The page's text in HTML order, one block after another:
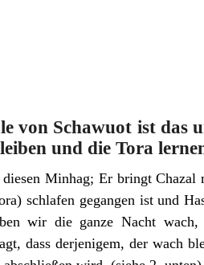
von Schawuot ist das
und die Tora
Minhag; Er bringt Chazal
schlafen gegangen ist und
wir die ganze Nacht
dass derjenigem, der wach